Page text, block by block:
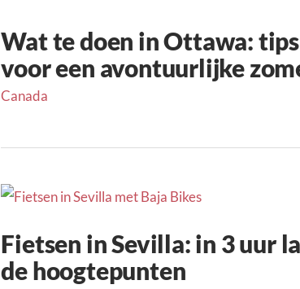
Wat te doen in Ottawa: tips
voor een avontuurlijke
Canada
Fietsen in Sevilla: in 3 uur
de hoogtepunten